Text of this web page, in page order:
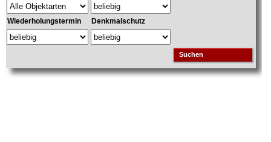
Wiederholungstermin Denkmalschutz
Suchen